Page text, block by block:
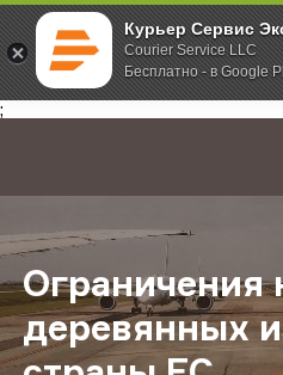
Курьер Сервис
Courier Service LLC
Бесплатно - в Google
;
Главная О компании Новости
Ограничения
деревянных